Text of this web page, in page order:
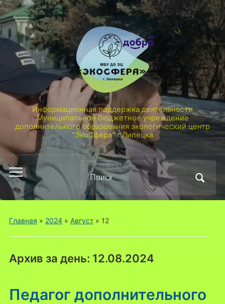
Информационная поддержка деятельности
Муниципальное бюджетное учреждение
дополнительного образования экологический центр
"ЭкоСфера" г.Липецка
Переключить
мобильное
меню
Поиск
по:
Главная » 2024» Август» 12
Архив за день: 12.08.2024
Педагог дополнительного